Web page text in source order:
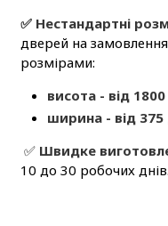
✅ Нестандартні
дверей на
розмірами:
висота - від
ширина - від
✅ Швидке
10 до 30 робочих днів.